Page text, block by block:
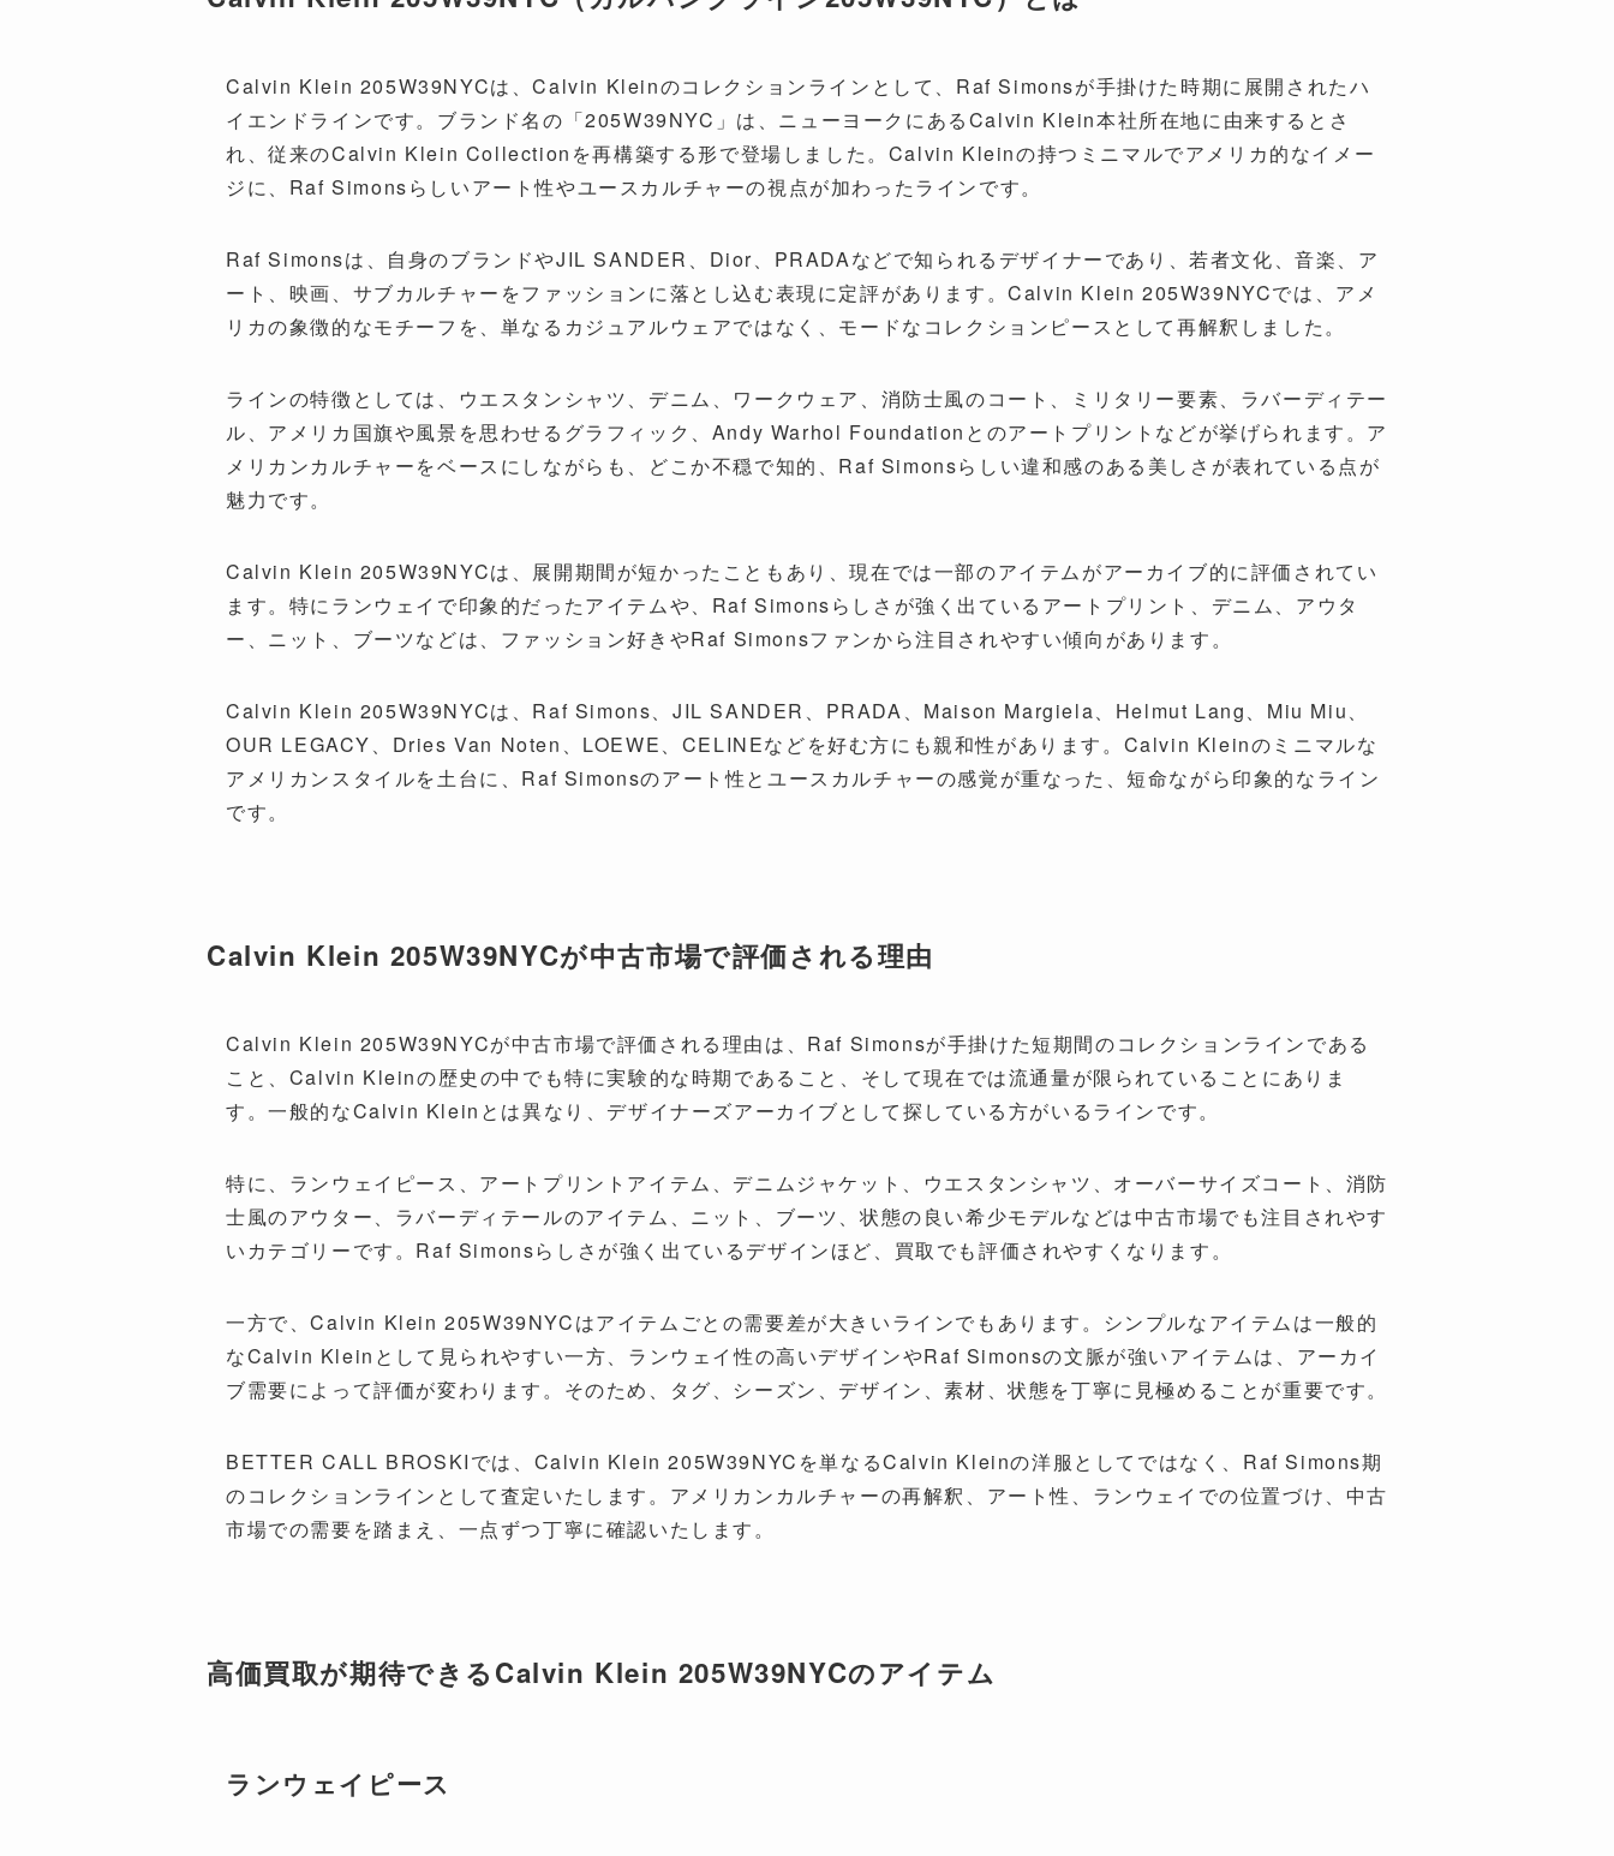
Calvin Klein 205W39NYCは、Calvin Kleinのコレクションラインとして、Raf Simonsが手掛けた時期に展開されたハ
イエンドラインです。ブランド名の「205W39NYC」は、ニューヨークにあるCalvin Klein本社所在地に由来するとさ
れ、従来のCalvin Klein Collectionを再構築する形で登場しました。Calvin Kleinの持つミニマルでアメリカ的なイメー
ジに、Raf Simonsらしいアート性やユースカルチャーの視点が加わったラインです。
Raf Simonsは、自身のブランドやJIL SANDER、Dior、PRADAなどで知られるデザイナーであり、若者文化、音楽、ア
ート、映画、サブカルチャーをファッションに落とし込む表現に定評があります。Calvin Klein 205W39NYCでは、アメ
リカの象徴的なモチーフを、単なるカジュアルウェアではなく、モードなコレクションピースとして再解釈しました。
ラインの特徴としては、ウエスタンシャツ、デニム、ワークウェア、消防士風のコート、ミリタリー要素、ラバーディテー
ル、アメリカ国旗や風景を思わせるグラフィック、Andy Warhol Foundationとのアートプリントなどが挙げられます。ア
メリカンカルチャーをベースにしながらも、どこか不穏で知的、Raf Simonsらしい違和感のある美しさが表れている点が
魅力です。
Calvin Klein 205W39NYCは、展開期間が短かったこともあり、現在では一部のアイテムがアーカイブ的に評価されてい
ます。特にランウェイで印象的だったアイテムや、Raf Simonsらしさが強く出ているアートプリント、デニム、アウタ
ー、ニット、ブーツなどは、ファッション好きやRaf Simonsファンから注目されやすい傾向があります。
Calvin Klein 205W39NYCは、Raf Simons、JIL SANDER、PRADA、Maison Margiela、Helmut Lang、Miu Miu、
OUR LEGACY、Dries Van Noten、LOEWE、CELINEなどを好む方にも親和性があります。Calvin Kleinのミニマルな
アメリカンスタイルを土台に、Raf Simonsのアート性とユースカルチャーの感覚が重なった、短命ながら印象的なライン
です。
Calvin Klein 205W39NYCが中古市場で評価される理由
Calvin Klein 205W39NYCが中古市場で評価される理由は、Raf Simonsが手掛けた短期間のコレクションラインである
こと、Calvin Kleinの歴史の中でも特に実験的な時期であること、そして現在では流通量が限られていることにありま
す。一般的なCalvin Kleinとは異なり、デザイナーズアーカイブとして探している方がいるラインです。
特に、ランウェイピース、アートプリントアイテム、デニムジャケット、ウエスタンシャツ、オーバーサイズコート、消防
士風のアウター、ラバーディテールのアイテム、ニット、ブーツ、状態の良い希少モデルなどは中古市場でも注目されやす
いカテゴリーです。Raf Simonsらしさが強く出ているデザインほど、買取でも評価されやすくなります。
一方で、Calvin Klein 205W39NYCはアイテムごとの需要差が大きいラインでもあります。シンプルなアイテムは一般的
なCalvin Kleinとして見られやすい一方、ランウェイ性の高いデザインやRaf Simonsの文脈が強いアイテムは、アーカイ
ブ需要によって評価が変わります。そのため、タグ、シーズン、デザイン、素材、状態を丁寧に見極めることが重要です。
BETTER CALL BROSKIでは、Calvin Klein 205W39NYCを単なるCalvin Kleinの洋服としてではなく、Raf Simons期
のコレクションラインとして査定いたします。アメリカンカルチャーの再解釈、アート性、ランウェイでの位置づけ、中古
市場での需要を踏まえ、一点ずつ丁寧に確認いたします。
高価買取が期待できるCalvin Klein 205W39NYCのアイテム
ランウェイピース